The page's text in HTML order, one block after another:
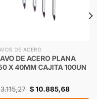
DE ACERO
DE ACERO PLANA
X 40MM CAJITA 100UN
$10.885,68